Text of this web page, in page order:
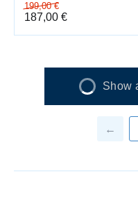
199,00 €
187,00 €
Show